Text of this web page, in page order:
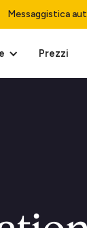
Messaggistica
Prezzi